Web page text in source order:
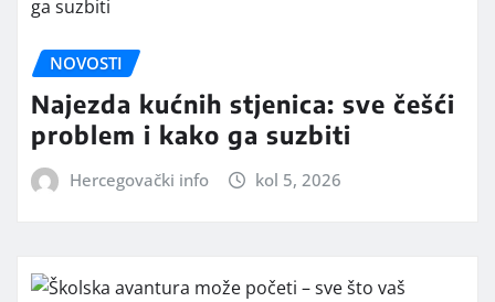
NOVOSTI
Najezda kućnih stjenica: sve češći
problem i kako ga suzbiti
Hercegovački info kol 5, 2026